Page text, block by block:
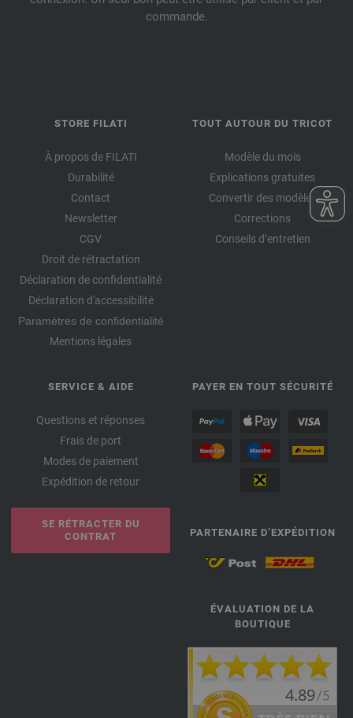
commande.
STORE FILATI
À propos de FILATI
Durabilité
Contact
Newsletter
CGV
Droit de rétractation
Déclaration de confidentialité
Déclaration d'accessibilité
Paramètres de confidentialité
Mentions légales
TOUT AUTOUR DU TRICOT
Modèle du mois
Explications gratuites
Convertir des modèles
Corrections
Conseils d’entretien
SERVICE & AIDE
Questions et réponses
Frais de port
Modes de paiement
Expédition de retour
SE RÉTRACTER DU
CONTRAT
PAYER EN TOUT SÉCURITÉ
PARTENAIRE D’EXPÉDITION
ÉVALUATION DE LA
BOUTIQUE